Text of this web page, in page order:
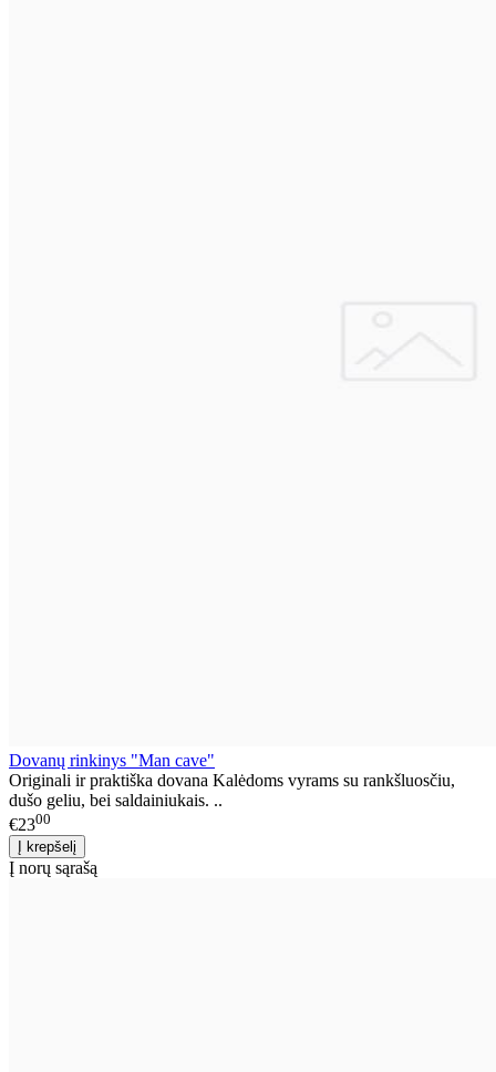
Dovanų rinkinys "Man cave"
Originali ir praktiška dovana Kalėdoms vyrams su rankšluosčiu,
dušo geliu, bei saldainiukais. ..
€2300
Į norų sąrašą